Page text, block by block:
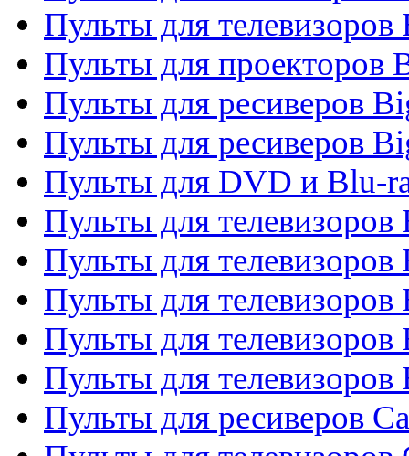
Пульты для телевизоров
Пульты для проекторов
Пульты для ресиверов
Пульты для ресиверов
Пульты для DVD и Blu-
Пульты для телевизоров
Пульты для телевизоров
Пульты для телевизоров
Пульты для телевизоров
Пульты для телевизоров
Пульты для ресиверов